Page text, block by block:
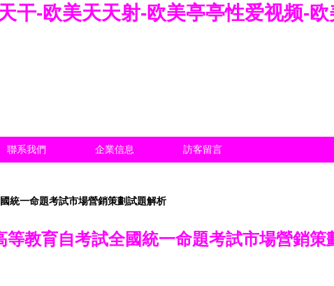
干-欧美天天射-欧美亭亭性爱视频-
聯系我們 企業信息 訪客留言
統一命題考試市場營銷策劃試題解析
等教育自考試全國統一命題考試市場營銷策